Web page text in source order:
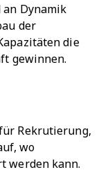
Dynamik
der
die
gewinnen.
Rekrutierung,
wo
werden kann.